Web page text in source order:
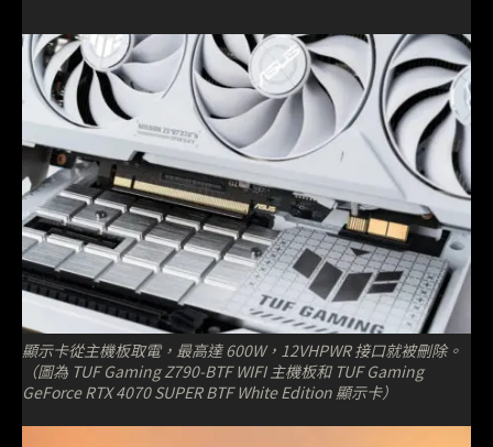
顯示卡從主機板取電，最高達 600W，12VHPWR 接口就被刪除。
（圖為 TUF Gaming Z790-BTF WIFI 主機板和 TUF Gaming
GeForce RTX 4070 SUPER BTF White Edition 顯示卡）